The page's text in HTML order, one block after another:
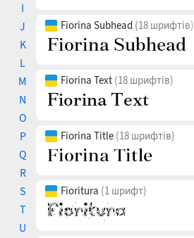
I
J
K
L
M
N
O
P
Q
R
S
T
U
Fiorina Subhead (18 шрифтів)
Fiorina Text (18 шрифтів)
Fiorina Title (18 шрифтів)
Fioritura (1 шрифт)